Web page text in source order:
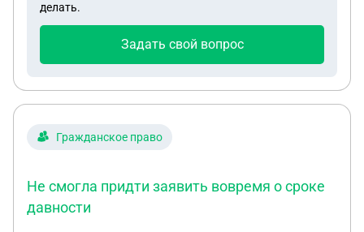
делать.
Задать свой вопрос
Гражданское право
Не смогла придти заявить вовремя о сроке
давности